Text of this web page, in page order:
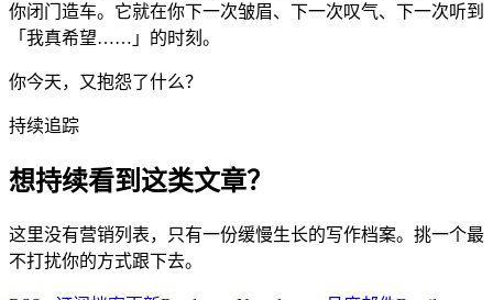
你闭门造车。它就在你下一次皱眉、下一次叹气、下一次听到
「我真希望……」的时刻。
你今天，又抱怨了什么？
持续追踪
想持续看到这类文章？
这里没有营销列表，只有一份缓慢生长的写作档案。挑一个最
不打扰你的方式跟下去。